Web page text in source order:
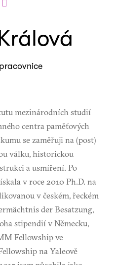
mezinárodních studií
centra paměťových
se zaměřuji na (post)
válku, historickou
a usmíření. Po
v roce 2010 Ph.D. na
v českém, řeckém
der Besatzung,
stipendií v Německu,
Fellowship ve
na Yaleově